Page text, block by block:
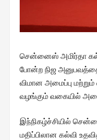
சென்னைஸ் அமிர்தா
போன்ற நிஜ
விமான அமைப்பு
வழங்கும் வகையில்
இந்நிகழ்ச்சியில்
மதிப்பிலான கல்வி